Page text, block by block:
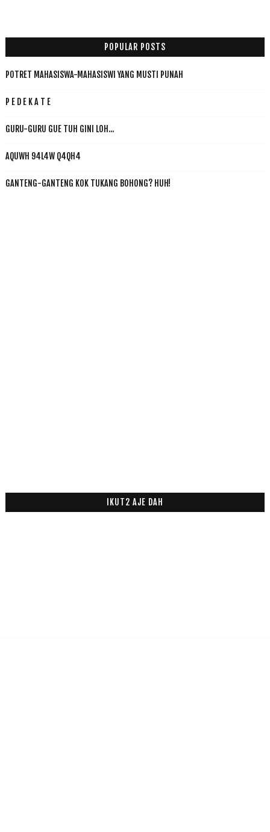
POPULAR POSTS
POTRET MAHASISWA-MAHASISWI YANG MUSTI PUNAH
P E D E K A T E
GURU-GURU GUE TUH GINI LOH...
AQUWH 94L4W Q4QH4
GANTENG-GANTENG KOK TUKANG BOHONG? HUH!
IKUT2 AJE DAH